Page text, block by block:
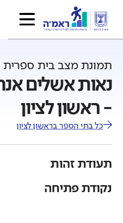
תמונת מצב בית ספרית
נאות אשלים
- ראשון לציון
כל בתי הספר בראשון לציון
תעודת זהות
פיקוח
נקודת פתיחה